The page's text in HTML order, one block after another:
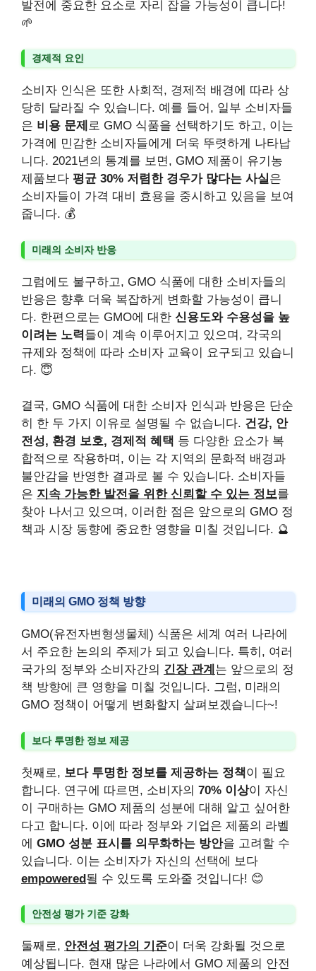
발전에 중요한 요소로 자리 잡을 가능성이 큽니다!
🌱
경제적 요인
소비자 인식은 또한 사회적, 경제적 배경에 따라 상
당히 달라질 수 있습니다. 예를 들어, 일부 소비자들
은 비용 문제 로 GMO 식품을 선택하기도 하고, 이는
가격에 민감한 소비자들에게 더욱 뚜렷하게 나타납
니다. 2021년의 통계를 보면, GMO 제품이 유기농
제품보다 평균 30% 저렴한 경우가 많다는 사실은
소비자들이 가격 대비 효용을 중시하고 있음을 보여
줍니다. 💰
미래의 소비자 반응
그럼에도 불구하고, GMO 식품에 대한 소비자들의
반응은 향후 더욱 복잡하게 변화할 가능성이 큽니
다. 한편으로는 GMO에 대한 신용도와 수용성을 높
이려는 노력들이 계속 이루어지고 있으며, 각국의
규제와 정책에 따라 소비자 교육이 요구되고 있습니
다. 😇
결국, GMO 식품에 대한 소비자 인식과 반응은 단순
히 한 두 가지 이유로 설명될 수 없습니다. 건강, 안
전성, 환경 보호, 경제적 혜택 등 다양한 요소가 복
합적으로 작용하며, 이는 각 지역의 문화적 배경과
불안감을 반영한 결과로 볼 수 있습니다. 소비자들
은 지속 가능한 발전을 위한 신뢰할 수 있는 정보를
찾아 나서고 있으며, 이러한 점은 앞으로의 GMO 정
책과 시장 동향에 중요한 영향을 미칠 것입니다. 🔮
미래의 GMO 정책 방향
GMO(유전자변형생물체) 식품은 세계 여러 나라에
서 주요한 논의의 주제가 되고 있습니다. 특히, 여러
국가의 정부와 소비자간의 긴장 관계 는 앞으로의 정
책 방향에 큰 영향을 미칠 것입니다. 그럼, 미래의
GMO 정책이 어떻게 변화할지 살펴보겠습니다~!
보다 투명한 정보 제공
첫째로, 보다 투명한 정보를 제공하는 정책이 필요
합니다. 연구에 따르면, 소비자의 70% 이상이 자신
이 구매하는 GMO 제품의 성분에 대해 알고 싶어한
다고 합니다. 이에 따라 정부와 기업은 제품의 라벨
에 GMO 성분 표시를 의무화하는 방안을 고려할 수
있습니다. 이는 소비자가 자신의 선택에 보다
empowered될 수 있도록 도와줄 것입니다! 😊
안전성 평가 기준 강화
둘째로, 안전성 평가의 기준이 더욱 강화될 것으로
예상됩니다. 현재 많은 나라에서 GMO 제품의 안전